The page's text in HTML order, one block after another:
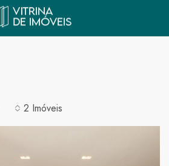
2 Imóveis